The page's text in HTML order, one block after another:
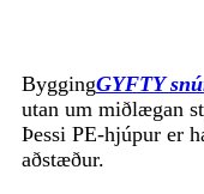
ByggingGYFTY
utan um miðlægan
Þessi PE-hjúpur er
aðstæður.